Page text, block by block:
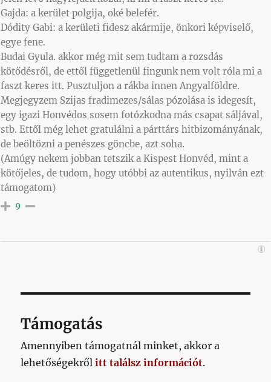
Gajda: a kerület polgija, oké belefér.
Dódity Gabi: a kerületi fidesz akármije, önkori képviselő,
egye fene.
Budai Gyula. akkor még mit sem tudtam a rozsdás
kötődésről, de ettől függetlenül fingunk nem volt róla mi a
faszt keres itt. Pusztuljon a rákba innen Angyalföldre.
Megjegyzem Szijas fradimezes/sálas pózolása is idegesít,
egy igazi Honvédos sosem fotózkodna más csapat sáljával,
stb. Ettől még lehet gratulálni a párttárs hitbizományának,
de beöltözni a penészes göncbe, azt soha.
(Amúgy nekem jobban tetszik a Kispest Honvéd, mint a
kötőjeles, de tudom, hogy utóbbi az autentikus, nyilván ezt
támogatom)
9
Támogatás
Amennyiben támogatnál minket, akkor a
lehetőségekrőlitt találsz információt.